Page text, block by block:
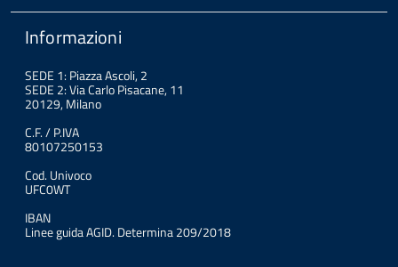
Informazioni
SEDE 1: Piazza Ascoli, 2
SEDE 2: Via Carlo Pisacane, 11
20129, Milano
C.F. / P.IVA
80107250153
Cod. Univoco
UFC0WT
IBAN
Linee guida AGID. Determina 209/2018